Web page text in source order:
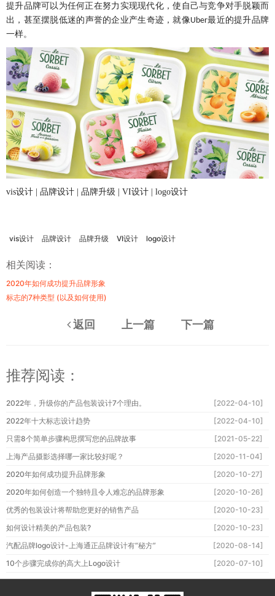
提升品牌可以为任何正在努力实现现代化，使自己与竞争对手脱颖而
出，甚至摆脱低迷的声誉的企业产生奇迹，就像Uber最近的提升品牌
一样。
vis设计 | 品牌设计 | 品牌升级 | VI设计 | logo设计
vis设计 品牌设计 品牌升级 VI设计 logo设计
相关阅读：
2020年如何成功提升品牌形象
标志的7种类型 (以及如何使用)
返回 上一篇 下一篇
推荐阅读：
2022年，升级你的产品包装设计7个理由。
[2022-04-10]
2022年十大标志设计趋势
[2022-04-10]
只需8个简单步骤构思撰写您的品牌故事
[2021-05-22]
上海产品摄影选择哪一家比较好呢？
[2020-11-04]
2020年如何成功提升品牌形象
[2020-10-27]
2020年如何创造一个独特且令人难忘的品牌形象
[2020-10-26]
优秀的包装设计将帮助您更好的销售产品
[2020-10-23]
如何设计精美的产品包装?
[2020-10-23]
汽配品牌logo设计-上海通正品牌设计有“秘方”
[2020-08-14]
10个步骤完成你的高大上Logo设计
[2020-07-10]